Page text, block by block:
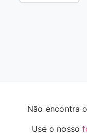
Não encontra
Use o nosso